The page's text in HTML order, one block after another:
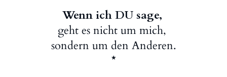
Wenn ich DU sage,
geht es nicht um mich,
sondern um den Anderen.
*